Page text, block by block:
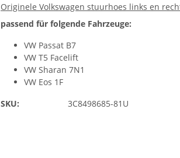
Originele Volkswagen stuurhoes links en
passend für folgende Fahrzeuge:
VW Passat B7
VW T5 Facelift
VW Sharan 7N1
VW Eos 1F
SKU:
3C8498685-81U